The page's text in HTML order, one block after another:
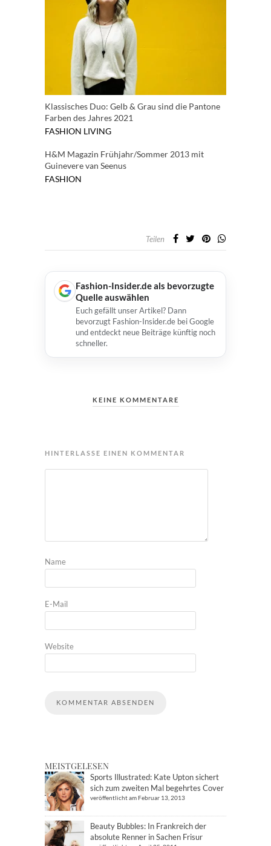
Klassisches Duo: Gelb & Grau sind die Pantone
Farben des Jahres 2021
FASHION LIVING
H&M Magazin Frühjahr/Sommer 2013 mit
Guinevere van Seenus
FASHION
Teilen
Fashion-Insider.de als bevorzugte
Quelle auswählen
Euch gefällt unser Artikel? Dann
bevorzugt Fashion-Insider.de bei Google
und entdeckt neue Beiträge künftig noch
schneller.
KEINE KOMMENTARE
HINTERLASSE EINEN KOMMENTAR
Name
E-Mail
Website
MEISTGELESEN
Sports Illustrated: Kate Upton sichert
sich zum zweiten Mal begehrtes Cover
veröffentlicht am Februar 13, 2013
Beauty Bubbles: In Frankreich der
absolute Renner in Sachen Frisur